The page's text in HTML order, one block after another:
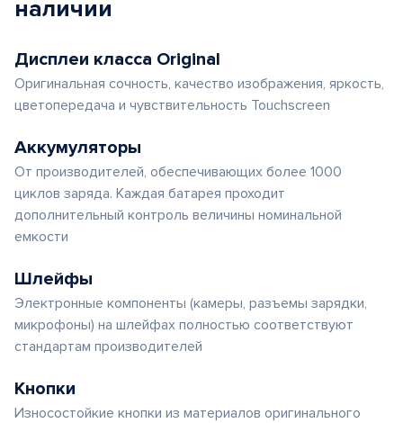
наличии
Дисплеи класса Original
Оригинальная сочность, качество изображения, яркость,
цветопередача и чувствительность Touchscreen
Аккумуляторы
От производителей, обеспечивающих более 1000
циклов заряда. Каждая батарея проходит
дополнительный контроль величины номинальной
емкости
Шлейфы
Электронные компоненты (камеры, разъемы зарядки,
микрофоны) на шлейфах полностью соответствуют
стандартам производителей
Кнопки
Износостойкие кнопки из материалов оригинального